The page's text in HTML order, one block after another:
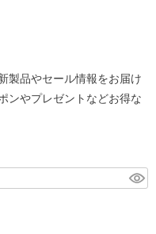
製品やセール情報をお届け
ンやプレゼントなどお得な